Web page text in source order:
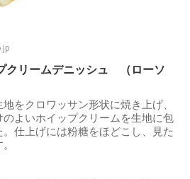
クリームデニッシュ （ローソ
をクロワッサン形状に焼き上げ、
よいホイップクリームを生地に包
仕上げには粉糖をほどこし、見た